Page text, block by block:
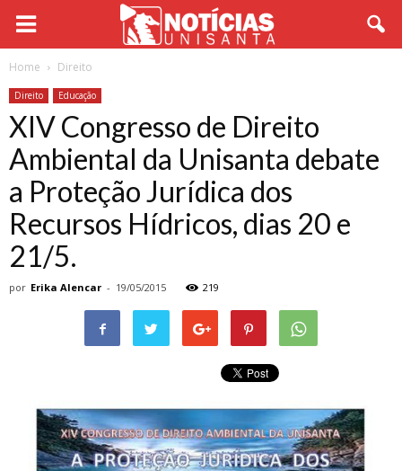
Home Direito
Direito Educação
XIV Congresso de Direito
Ambiental da Unisanta debate
a Proteção Jurídica dos
Recursos Hídricos, dias 20 e
21/5.
por Erika Alencar - 19/05/2015 219